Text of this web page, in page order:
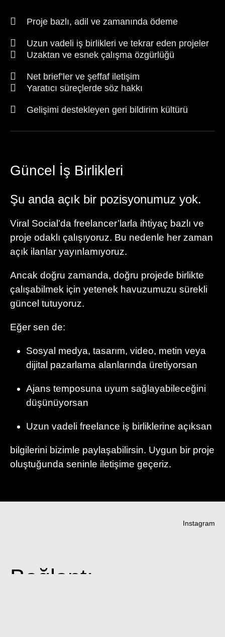
Proje bazlı, adil ve zamanında ödeme
Uzun vadeli iş birlikleri ve tekrar eden projeler
Uzaktan ve esnek çalışma özgürlüğü
Net brief’ler ve şeffaf iletişim
Yaratıcı süreçlerde söz hakkı
Gelişimi destekleyen geri bildirim kültürü
Güncel İş Birlikleri
Şu anda açık bir pozisyonumuz yok.
Viral Social’da freelancer’larla ihtiyaç bazlı ve
proje odaklı çalışıyoruz. Bu nedenle her zaman
açık ilanlar yayınlamıyoruz.
Ancak doğru zamanda, doğru projede birlikte
çalışabilmek için yetenek havuzumuzu sürekli
güncel tutuyoruz.
Eğer sen de:
Sosyal medya, tasarım, video, metin veya
dijital pazarlama alanlarında üretiyorsan
Ajans temposuna uyum sağlayabileceğini
düşünüyorsan
Uzun vadeli freelance iş birliklerine açıksan
bilgilerini bizimle paylaşabilirsin. Uygun bir proje
oluştuğunda seninle iletişime geçeriz.
Bağlantı
Instagram